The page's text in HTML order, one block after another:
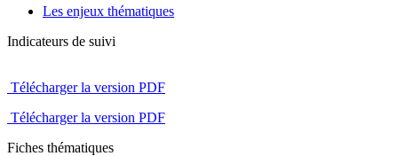
Les enjeux thématiques
Indicateurs de suivi
Télécharger la version PDF
Télécharger la version PDF
Fiches thématiques